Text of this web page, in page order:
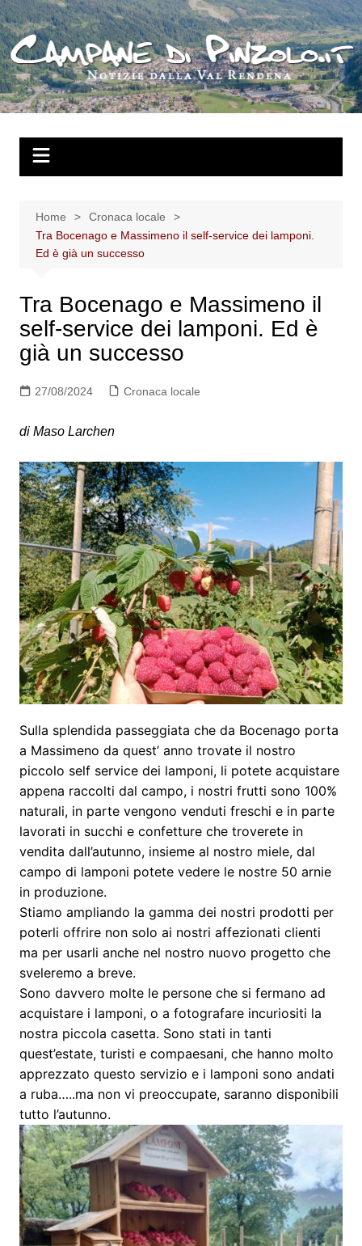
Salta
al
contenuto
Home
Cronaca locale
Tra Bocenago e Massimeno il self-service dei lamponi.
Ed è già un successo
Tra Bocenago e Massimeno il
self-service dei lamponi. Ed è
già un successo
27/08/2024 Cronaca locale
di Maso Larchen
Sulla splendida passeggiata che da Bocenago porta
a Massimeno da quest’ anno trovate il nostro
piccolo self service dei lamponi, li potete acquistare
appena raccolti dal campo, i nostri frutti sono 100%
naturali, in parte vengono venduti freschi e in parte
lavorati in succhi e confetture che troverete in
vendita dall’autunno, insieme al nostro miele, dal
campo di lamponi potete vedere le nostre 50 arnie
in produzione.
Stiamo ampliando la gamma dei nostri prodotti per
poterli offrire non solo ai nostri affezionati clienti
ma per usarli anche nel nostro nuovo progetto che
sveleremo a breve.
Sono davvero molte le persone che si fermano ad
acquistare i lamponi, o a fotografare incuriositi la
nostra piccola casetta. Sono stati in tanti
quest’estate, turisti e compaesani, che hanno molto
apprezzato questo servizio e i lamponi sono andati
a ruba…..ma non vi preoccupate, saranno disponibili
tutto l’autunno.